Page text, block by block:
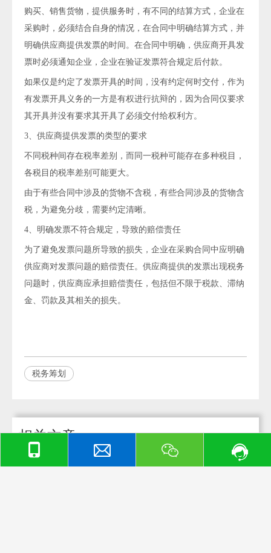
购买、销售货物，提供服务时，有不同的结算方式，企业在
采购时，必须结合自身的情况，在合同中明确结算方式，并
明确供应商提供发票的时间。在合同中明确，供应商开具发
票时必须通知企业，企业在验证发票符合规定后付款。
如果仅是约定了发票开具的时间，没有约定何时交付，作为
有发票开具义务的一方是有权进行抗辩的，因为合同仅要求
其开具并没有要求其开具了必须交付给权利方。
3、供应商提供发票的类型的要求
不同税种间存在税率差别，而同一税种可能存在多种税目，
各税目的税率差别可能更大。
由于有些合同中涉及的货物不含税，有些合同涉及的货物含
税，为避免分歧，需要约定清晰。
4、明确发票不符合规定，导致的赔偿责任
为了避免发票问题所导致的损失，企业在采购合同中应明确
供应商对发票问题的赔偿责任。供应商提供的发票出现税务
问题时，供应商应承担赔偿责任，包括但不限于税款、滞纳
金、罚款及其相关的损失。
税务筹划
相关文章